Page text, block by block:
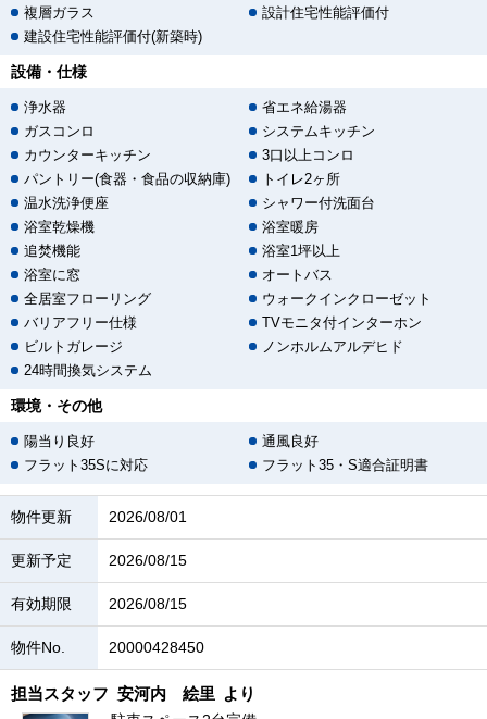
複層ガラス
設計住宅性能評価付
建設住宅性能評価付(新築時)
設備・仕様
浄水器
省エネ給湯器
ガスコンロ
システムキッチン
カウンターキッチン
3口以上コンロ
パントリー(食器・食品の収納庫)
トイレ2ヶ所
温水洗浄便座
シャワー付洗面台
浴室乾燥機
浴室暖房
追焚機能
浴室1坪以上
浴室に窓
オートバス
全居室フローリング
ウォークインクローゼット
バリアフリー仕様
TVモニタ付インターホン
ビルトガレージ
ノンホルムアルデヒド
24時間換気システム
環境・その他
陽当り良好
通風良好
フラット35Sに対応
フラット35・S適合証明書
物件更新 2026/08/01
更新予定 2026/08/15
有効期限 2026/08/15
物件No. 20000428450
担当スタッフ 安河内 絵里 より